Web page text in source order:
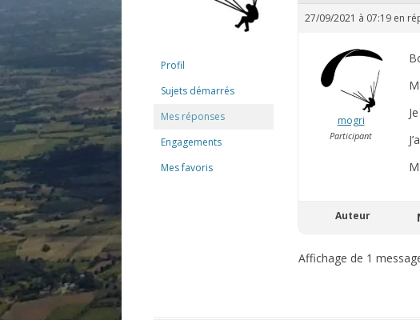
Profil
Sujets démarrés
Mes réponses
Engagements
Mes favoris
27/09/2021 à 07:19 en
mogri
Participant
Auteur
Affichage de 1